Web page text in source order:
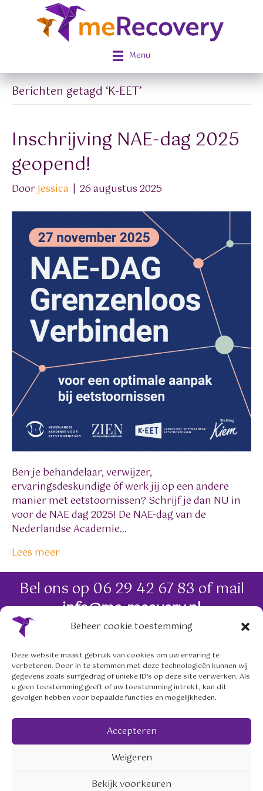
Beheer cookie toestemming
Deze website maakt gebruik van cookies om uw ervaring te
verbeteren. Door in te stemmen met deze technologieën kunnen wij
gegevens zoals surfgedrag of unieke ID's op deze site verwerken. Als
u geen toestemming geeft of uw toestemming intrekt, kan dit
gevolgen hebben voor bepaalde functies en mogelijkheden.
Accepteren
Weigeren
Bekijk voorkeuren
Menu
Berichten getagd ‘K-EET’
Inschrijving NAE-dag 2025
geopend!
DoorJessica | 26 augustus 2025
Ben je behandelaar, verwijzer,
ervaringsdeskundige óf werk jij op een andere
manier met eetstoornissen? Schrijf je dan NU in
voor de NAE dag 2025! De NAE-dag van de
Nederlandse Academie…
Lees meer
Bel ons op 06 29 42 67 83 of mail
info@me-recovery.nl
06 29 42 67 83
info@me-recovery.nl
Volg ons op social media
mailto:info@me-recovery.nl
linkedin.com/company/
https://